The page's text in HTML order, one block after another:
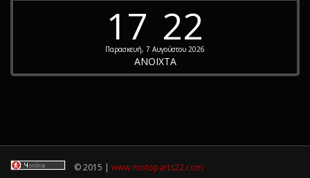
17 22
Παρασκευή, 7 Αυγούστου 2026
ΑΝΟΙΧΤΑ
© 2015 | www.motoparts22.com